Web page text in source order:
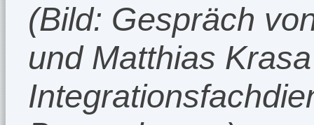
(Bild: Gespräch
und Matthias